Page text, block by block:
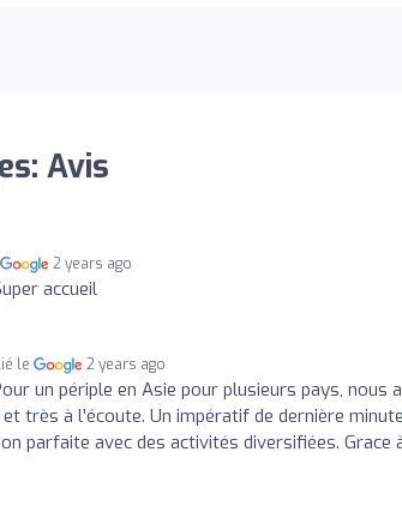
Avis
2 years ago
accueil
le 2 years ago
un périple en Asie pour plusieurs pays, nous
et très à l'écoute. Un impératif de dernière
parfaite avec des activités diversifiées. Grace